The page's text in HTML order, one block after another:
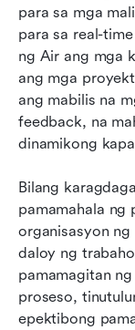
para sa mga
para sa real-
ng Air ang mga
ang mga
ang mabilis na
feedback, na
dinamikong
Bilang
pamamahala ng
organisasyon
daloy ng
pamamagitan
proseso,
epektibong